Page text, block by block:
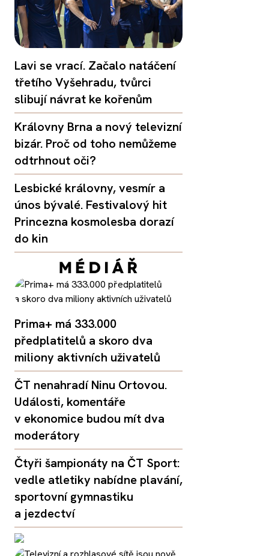
Lavi se vrací. Začalo natáčení
třetího Vyšehradu, tvůrci
slibují návrat ke kořenům
Královny Brna a nový televizní
bizár. Proč od toho nemůžeme
odtrhnout oči?
Lesbické královny, vesmír a
únos bývalé. Festivalový hit
Princezna kosmolesba dorazí
do kin
Prima+ má 333.000
předplatitelů a skoro dva
miliony aktivních uživatelů
ČT nenahradí Ninu Ortovou.
Události, komentáře
v ekonomice budou mít dva
moderátory
Čtyři šampionáty na ČT Sport:
vedle atletiky nabídne plavání,
sportovní gymnastiku
a jezdectví